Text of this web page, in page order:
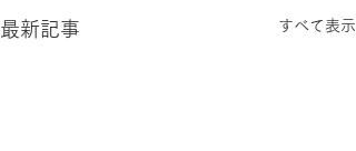
最新記事 すべて表示